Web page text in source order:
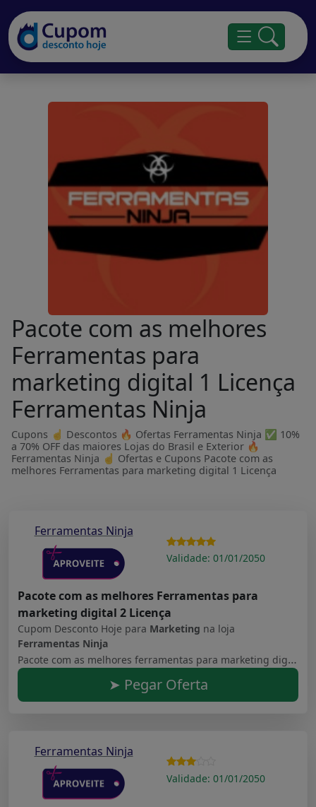
Pacote com as melhores
Ferramentas para
marketing digital 1 Licença
Ferramentas Ninja
Cupons ☝ Descontos 🔥 Ofertas Ferramentas Ninja ✅ 10%
a 70% OFF das maiores Lojas do Brasil e Exterior 🔥
Ferramentas Ninja ☝ Ofertas e Cupons Pacote com as
melhores Ferramentas para marketing digital 1 Licença
Ferramentas Ninja
Validade: 01/01/2050
Pacote com as melhores Ferramentas para
marketing digital 2 Licença
Cupom Desconto Hoje para Marketing na loja
Ferramentas Ninja
Pacote com as melhores ferramentas para marketing digital, usadas e aprovadas por grandes afiliados e produtores
➤ Pegar Oferta
Ferramentas Ninja
Validade: 01/01/2050